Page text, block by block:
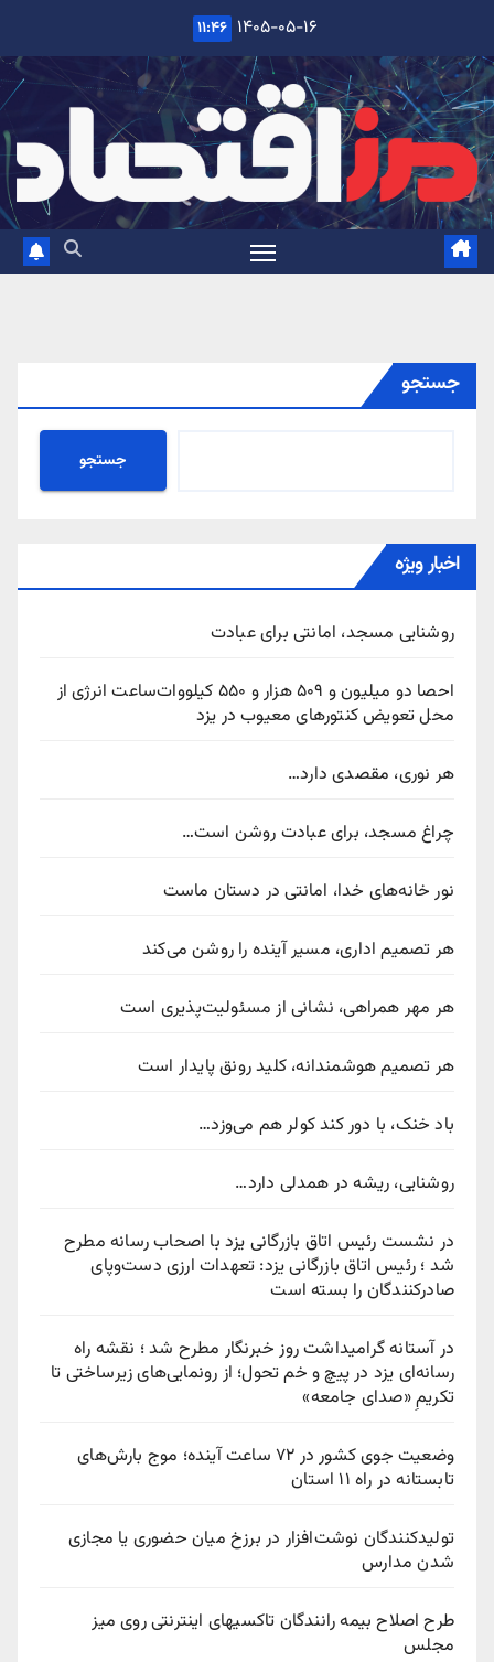
content
۱۴۰۵-۰۵-۱۶ ۱۱:۴۶
جستجو
جستجو
اخبار ویژه
روشنایی مسجد، امانتی برای عبادت
احصا دو میلیون و ۵۰۹ هزار و ۵۵۰ کیلووات‌ساعت انرژی از
محل تعویض کنتورهای معیوب در یزد
هر نوری، مقصدی دارد…
چراغ مسجد، برای عبادت روشن است…
نور خانه‌های خدا، امانتی در دستان ماست
هر تصمیم اداری، مسیر آینده را روشن می‌کند
هر مهر همراهی، نشانی از مسئولیت‌پذیری است
هر تصمیم هوشمندانه، کلید رونق پایدار است
باد خنک، با دور کند کولر هم می‌وزد…
روشنایی، ریشه در همدلی دارد…
در نشست رئیس اتاق بازرگانی یزد با اصحاب رسانه مطرح
شد ؛ رئیس اتاق بازرگانی یزد: تعهدات ارزی دست‌وپای
صادرکنندگان را بسته است
در آستانه گرامیداشت روز خبرنگار مطرح شد ؛ نقشه راه
رسانه‌ای یزد در پیچ‌ و خم تحول؛ از رونمایی‌های زیرساختی تا
تکریمِ «صدای جامعه»
وضعیت جوی کشور در ۷۲ ساعت آینده؛ موج بارش‌های
تابستانه در راه ۱۱ استان
تولیدکنندگان نوشت‌افزار در برزخ میان حضوری یا مجازی
شدن مدارس
طرح اصلاح بیمه رانندگان تاکسیهای اینترنتی روی میز
مجلس